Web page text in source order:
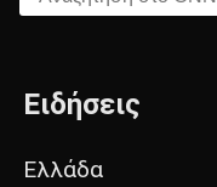
Ειδήσεις
Ελλάδα